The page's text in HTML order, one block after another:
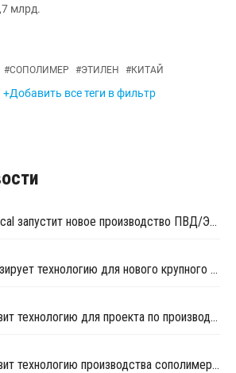
млрд.
#СОПОЛИМЕР #ЭТИЛЕН #КИТАЙ
+Добавить все теги в фильтр
Zhejiang Petrochemical запустит новое производство ПВД/ЭВА в первом квартале 2026 года
LyondellBasell лицензирует технологию для нового крупного китайского полиолефинового комплекса
ECI Group предоставит технологию для проекта по производству сополимеров в Китае
ECI Group предоставит технологию производства сополимеров для китайской Shaanxi Yanchang